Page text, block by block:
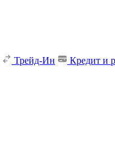
Трейд-Ин Кредит и